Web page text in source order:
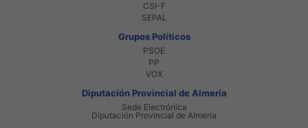
CSI-F
SEPAL
Grupos Políticos
PSOE
PP
VOX
Diputación Provincial de Almería
Sede Electrónica
Diputación Provincial de Almería